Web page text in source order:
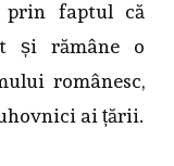
prin faptul că
și rămâne o
românesc,
ai țării.